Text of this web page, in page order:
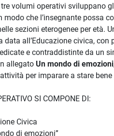
volumi operativi sviluppano
modo che l’insegnante possa
sezioni eterogenee per età.
data all’Educazione civica, con
e contraddistinte da un
allegato Un mondo di emozioni
per imparare a stare bene
SI COMPONE DI:
Civica
di emozioni”